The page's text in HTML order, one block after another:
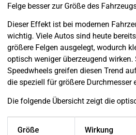
Felge besser zur Größe des
Dieser Effekt ist bei modernen
wichtig. Viele Autos sind heute
größere Felgen ausgelegt, wodurch
optisch weniger überzeugend wirken.
Speedwheels greifen diesen Trend
die speziell für größere Durchmesser
Die folgende Übersicht zeigt die
Größe Wirkung